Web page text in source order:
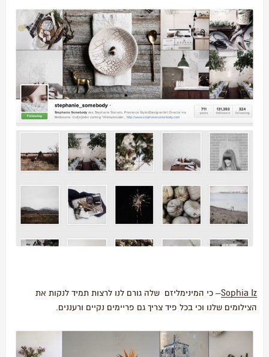
Sophia Iz– כי המינימליזם שלה גורם לנו לרצות תמיד לנקות את
הצילומים שלנו וכי בכל פיד צריך גם פריימים נקיים ורעננים.